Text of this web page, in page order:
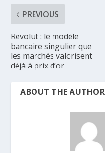
PREVIOUS
Revolut : le modèle
bancaire singulier que
les marchés valorisent
déjà à prix d’or
ABOUT THE AUTHOR